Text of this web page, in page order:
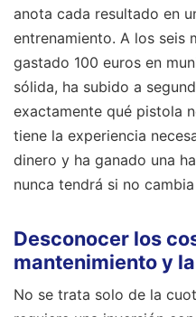
anota cada resultado en
entrenamiento. A los seis
gastado 100 euros en
sólida, ha subido a
exactamente qué pistola
tiene la experiencia
dinero y ha ganado una
nunca tendrá si no
Desconocer los
mantenimiento y
No se trata solo de la